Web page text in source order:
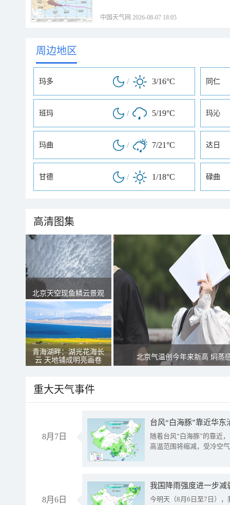
中国天气网 2026-08-07 18:05
周边地区
玛多 / 3/16°C 同仁
班玛 / 5/19°C 玛沁
玛曲 / 7/21°C 达日
甘德 / 1/18°C 碌曲
高清图集
北京天空现鱼鳞云景观
青海湖畔：湖光花海长
云 天地铺成明亮画卷
北京气温创今年来新高 焖蒸
重大天气事件
8月7日
台风“白海豚”靠近华
随着台风“白海豚”的靠近
高温范围将缩减，受冷空
8月6日
今明天（8月6日至7日）